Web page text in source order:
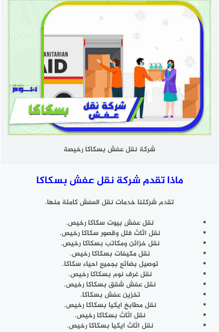
شركة نقل عفش بسكاكا رخيصة
ماذا تقدم شركة نقل عفش بسكاكا
تقدم شركتنا خدمات نقل العفش كاملة منها.
نقل عفش بيوت سكاكا رخيص.
نقل اثاث فلل وقصور سكاكا رخيص.
نقل خزائن ومكاتب بسكاكا رخيص.
نقل مكيفات بسكاكا رخيص.
توصيل بضائع بجميع احياء سكاكا.
نقل غرف نوم بسكاكا رخيص.
نقل عفش شقق بسكاكا رخيص.
تخزين عفش بسكاكا.
نقل مطابخ ايكيا بسكاكا رخيص.
نقل اثاث بسكاكا رخيص.
نقل اثاث ايكيا بسكاكا رخيص.